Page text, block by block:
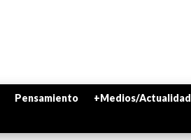
Pensamiento
+Medios/Actualidad